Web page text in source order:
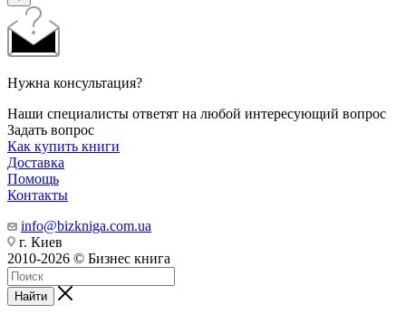
Нужна консультация?
Наши специалисты ответят на любой интересующий вопрос
Задать вопрос
Как купить книги
Доставка
Помощь
Контакты
info@bizkniga.com.ua
г. Киев
2010-2026 © Бизнес книга
Найти